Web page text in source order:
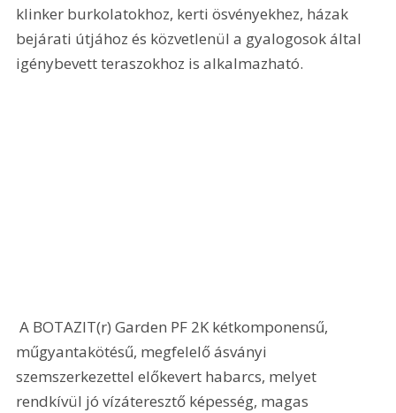
klinker burkolatokhoz, kerti ösvényekhez, házak
bejárati útjához és közvetlenül a gyalogosok által
igénybevett teraszokhoz is alkalmazható.
A BOTAZIT(r) Garden PF 2K kétkomponensű,
műgyantakötésű, megfelelő ásványi
szemszerkezettel előkevert habarcs, melyet
rendkívül jó vízáteresztő képesség, magas